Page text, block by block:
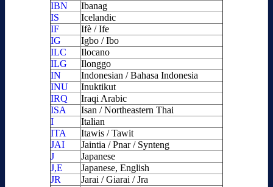
IBN
Ibanag
IS
Icelandic
IF
Ifè / Ife
IG
Igbo / Ibo
ILC
Ilocano
ILG
Ilonggo
IN
Indonesian / Bahasa Indonesia
INU
Inuktikut
IRQ
Iraqi Arabic
ISA
Isan / Northeastern Thai
I
Italian
ITA
Itawis / Tawit
JAI
Jaintia / Pnar / Synteng
J
Japanese
J,E
Japanese, English
JR
Jarai / Giarai / Jra